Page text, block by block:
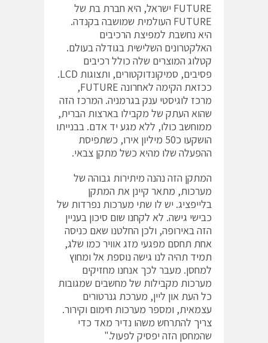
FUTURE ישראל, היא חברת בת של
FUTURE העולמית שמושבה בקנדה.
היא נחשבת למפיצת הרכיבים
האלקטרונים השלישית בגודלה בעולם.
קטלוג המוצרים שלה כולל רכיבים
פסיבים, סמיקונדוקטורים, ותצוגות LCD.
ככזאת הקימה לאחרונה FUTURE,
מרכז לוגיסטי ענק בגרמניה. המרכז הזה
שהוא העתק של מקבילו בארצות הברית,
ממוחשב כולו, ללא מגע יד אדם. בבנייתו
הושקעו כ50 מיליון אירו, כשתפיסת
ההפעלה שלו מהיא כשל מתקן צבאי.
המתקן הזה נהנה מיתירות גבוהה של
מערכות, מתאר קיינן את המתקן
בלייפציג. יש לו שתי מערכות נפרדות של
כבישי גישה. לא לקחנו שום סיכון בעניין
הזה באירופה, ולכן החלטנו שאם כניסה
אחת תחסם מפגעי מזג אוויר כמו שלג,
תמיד תהיה לנו גישה נוספת אל ומחוץ
למחסן. מעבר לכך אנחנו מחזיקים
מערכות מקבילות של מחשבים שמגובות
כל העת און ליין, מערכת גנרטורים
עצמאית, ומספר מערכות חימום וקירור.
צריך להתרחש משהו נדיר מאד כדי
שהמחסן הזה יפסיק לפעול."